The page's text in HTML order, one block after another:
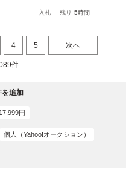
本製
える ベッド イエロー sma
llサイズ
入札 - 残り 5時間
4 5 次へ
件
を追加
円
個人（Yahoo!オークション）